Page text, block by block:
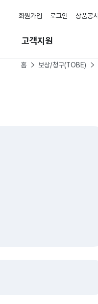
회원가입 로그인 상품공시
고객지원
홈 보상/청구(TOBE)